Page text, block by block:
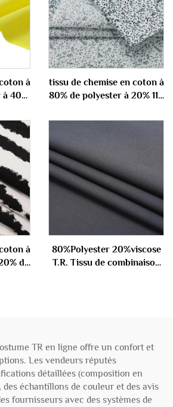
à
40%
tissu de chemise en coton à
80% de polyester à 20% 110
à
de
80%Polyester 20%viscose
T.R. Tissu de combinaison
TR en ligne offre un confort et
Les vendeurs réputés
détaillées (composition en
des échantillons de couleur et des avis
fournisseurs avec des systèmes de